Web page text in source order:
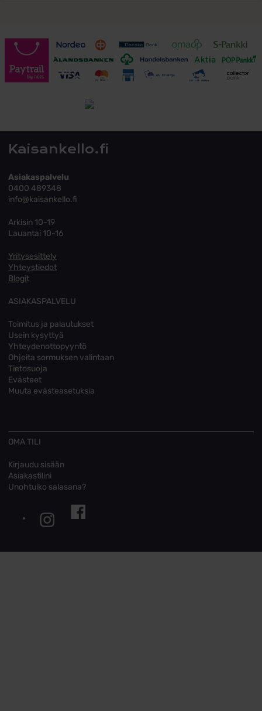
Toimitusehdot
Kaisankello.fi
Asiakaspalvelu
0400 489348
info@kaisankello.fi
Arkisin 10-19
Lauantai 10-16
Yritysesittely
Yhteystiedot
Blogit
ASIAKASPALVELU
Toimitus ja palautukset
Usein kysyttyä
Yhteydenottopyyntö
Ohjeita sormuksen valintaan
Tietosuoja
Evästeet
Muuta evästeasetuksia
OMA TILI
Kirjaudu sisään
Asiakastilini
Unohtuiko salasana?